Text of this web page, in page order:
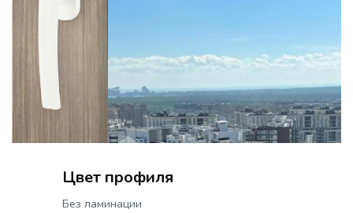
Цвет профиля
Без ламинации